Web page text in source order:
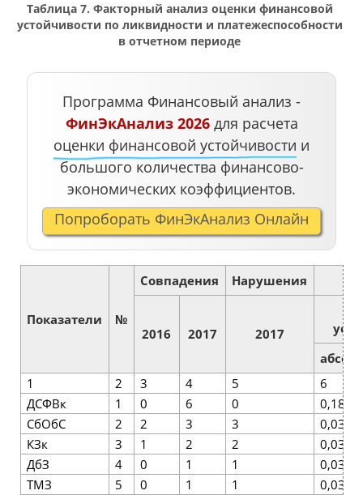
Таблица 7. Факторный анализ оценки финансовой
устойчивости по ликвидности и платежеспособности
в отчетном периоде
Программа Финансовый анализ -
ФинЭкАнализ 2026для расчета
оценки финансовой устойчивости и
большого количества финансово-
экономических коэффициентов.
Попроборать ФинЭкАнализ Онлайн
Показатели №
Совпадения Нарушения
2016 2017 2017
1
2 3 4 5
6
ДСФВк
1 0 6 0
0,188
СбОбС
2 2 3 3
0,031
КЗк
3 1 2 2
0,031
ДбЗ
4 0 1 1
0,031
ТМЗ
5 0 1 1
0,031